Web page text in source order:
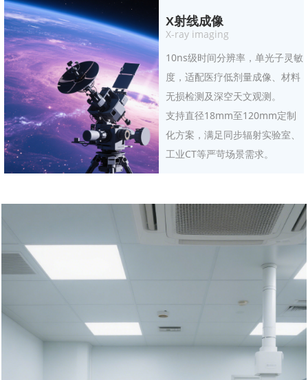
X射线成像
X-ray imaging
10ns级时间分辨率，单光子灵敏
度，适配医疗低剂量成像、材料
无损检测及深空天文观测。
支持直径18mm至120mm定制
化方案，满足同步辐射实验室、
工业CT等严苛场景需求。
成像（如阿秒科学、同步辐射）和高速
工业检测（如材料缺陷实时监测）。
剂量场景（如医疗成像）中可显著减少
辐射暴露风险。
灵活配置：支持多种有效直径（18mm
至120mm）、MCP级数（1-3级）及
荧光屏（P43/P46/P47），适配不同应
紧凑设计与长寿命MCP：适合空间受